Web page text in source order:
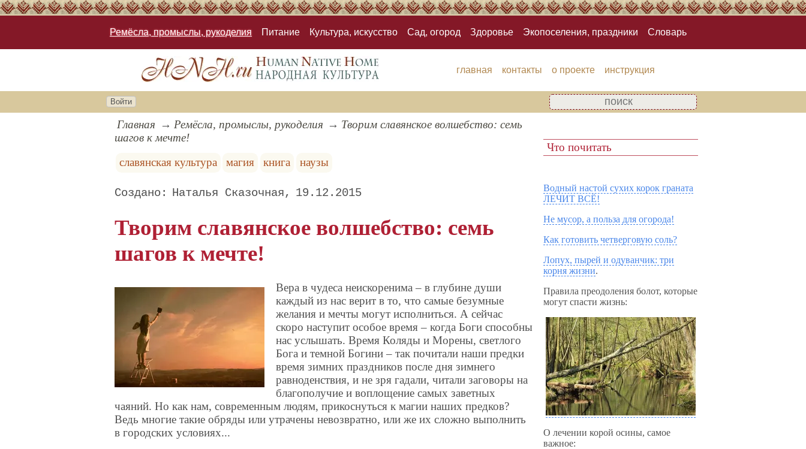
Ремёсла, промыслы, рукоделия Питание Культура, искусство Сад, огород Здоровье Экопоселения, праздники Словарь
главная контакты о проекте инструкция
Войти
Главная Ремёсла, промыслы, рукоделия
Творим славянское волшебство: семь
шагов к мечте!
славянская культура
магия книга наузы
Наталья Сказочная 19.12.2015
Творим славянское волшебство: семь
шагов к мечте!
Вера в чудеса неискоренима – в глубине души
каждый из нас верит в то, что самые безумные
желания и мечты могут исполниться. А сейчас
скоро наступит особое время – когда Боги способны
нас услышать. Время Коляды и Морены, светлого
Бога и темной Богини – так почитали наши предки
время зимних праздников после дня зимнего
равноденствия, и не зря гадали, читали заговоры на
благополучие и воплощение самых заветных
чаяний. Но как нам, современным людям, прикоснуться к магии наших предков?
Ведь многие такие обряды или утрачены невозвратно, или же их сложно выполнить
в городских условиях...
Что почитать
Водный настой сухих корок граната
ЛЕЧИТ ВСЁ!
Не мусор, а польза для огорода!
Как готовить четверговую соль?
Лопух, пырей и одуванчик: три
корня жизни.
Правила преодоления болот, которые
могут спасти жизнь:
О лечении корой осины, самое
важное: